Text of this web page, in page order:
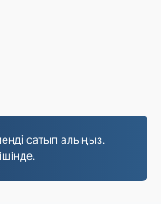
сатып алыңыз.